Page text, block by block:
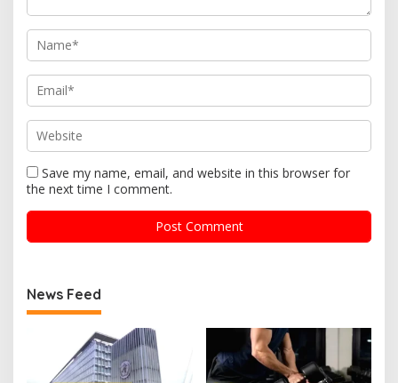
Save my name, email, and website in this browser for
the next time I comment.
News Feed